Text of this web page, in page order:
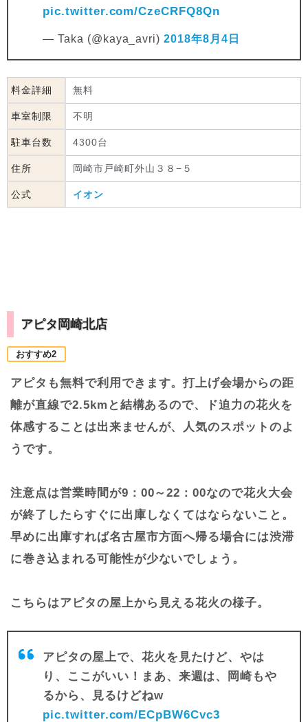
pic.twitter.com/CzeCRFQ8Qn
— Taka (@kaya_avri)2018年8月4日
料金詳細 無料
車室制限 不明
駐車台数 4300台
住所 岡崎市戸崎町外山３８−５
公式 イオン
アピタ岡崎北店
おすすめ2
アピタも無料で利用できます。打上げ会場からの距
離が直線で2.5kmと結構あるので、ド迫力の花火を
体感することは出来ませんが、人気のスポットのよ
うです。
注意点は営業時間が9：00～22：00なので花火大会
が終了したらすぐに出庫しなくてはならないこと。
早めに出庫すれば名古屋市方面へ帰る場合には渋滞
に巻き込まれる可能性が少ないでしょう。
こちらはアピタの屋上から見える花火の様子。
アピタの屋上で、花火を見たけど、やは
り、ここがいい！まあ、来週は、岡崎もや
るから、見るけどねw
pic.twitter.com/ECpBW6Cvc3